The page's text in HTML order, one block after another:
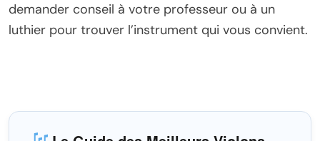
demander conseil à votre professeur ou à un
luthier pour trouver l’instrument qui vous convient.